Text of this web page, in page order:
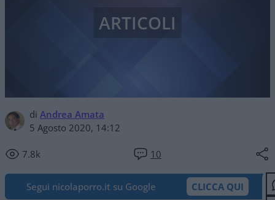
di Andrea Amata
5 Agosto 2020, 14:12
7.8k 10
ARTICOLI
Segui nicolaporro.it su Google CLICCA QUI